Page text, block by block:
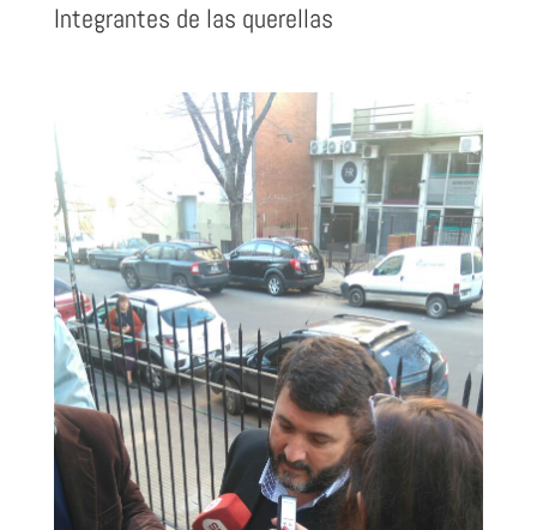
Integrantes de las querellas